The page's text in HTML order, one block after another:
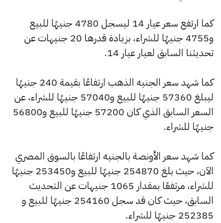
كما ارتفع سعر عيار 14 ليسجل 4780 جنيهًا للبيع
و4755 جنيهًا للشراء، بزيادة قدرها 20 جنيهات عن
تحديثنا السابق لعيار عيار 14.
كما شهد سعر الجنيه الذهب ارتفاعًا بقيمة 240 جنيهًا
ليبلغ 57360 جنيهًا للبيع و57040 جنيهًا للشراء، عن
السعر السابق الذي كان 57200 جنيهًا للبيع و56800
جنيهًا للشراء.
كما شهد سعر الأونصة بالجنيه ارتفاعًا بالسوق المصري
الآن، حيث بلغ 254870 جنيهًا للبيع و253450 جنيهًا
للشراء، مرتفعًا بمقدار 1065 جنيهات عن التحديث
السابق، حيث كان قد سجل 254160 جنيهًا للبيع و
252385 جنيهًا للشراء.